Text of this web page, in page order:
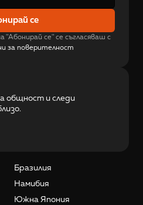
се
С натискането на бутона "Абонирай се" се съгласяваш с
за поверителност
общност и следи
Бразилия
Намибия
Южна Япония